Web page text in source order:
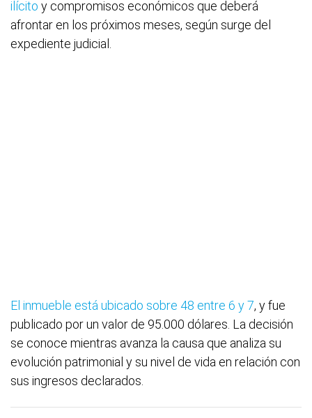
ilícito y compromisos económicos que deberá
afrontar en los próximos meses, según surge del
expediente judicial.
El inmueble está ubicado sobre 48 entre 6 y 7, y fue
publicado por un valor de 95.000 dólares. La decisión
se conoce mientras avanza la causa que analiza su
evolución patrimonial y su nivel de vida en relación con
sus ingresos declarados.